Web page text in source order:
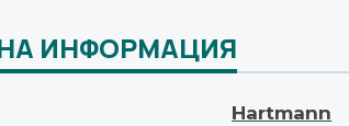
ИНФОРМАЦИЯ
Hartmann